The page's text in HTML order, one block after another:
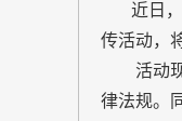
近日，
传活动，
活动现
律法规。